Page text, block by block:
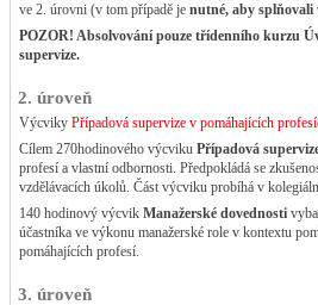
ve 2. úrovni (v tom případě je nutné, aby
POZOR! Absolvování pouze třídenního kurzu
supervize.
2. úroveň
Výcviky Případová supervize v pomáhajících
Cílem 270hodinového výcviku Případová
profesí a vlastní odbornosti. Předpokládá se
vzdělávacích úkolů. Část výcviku probíhá v
140 hodinový výcvik Manažerské dovednosti
účastníka ve výkonu manažerské role v kontextu
pomáhajících profesí.
3. úroveň